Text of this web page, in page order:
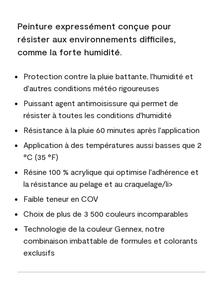
Peinture expressément conçue pour
résister aux environnements difficiles,
comme la forte humidité.
Protection contre la pluie battante, l'humidité et
d'autres conditions météo rigoureuses
Puissant agent antimoisissure qui permet de
résister à toutes les conditions d'humidité
Résistance à la pluie 60 minutes après l'application
Application à des températures aussi basses que 2
°C (35 °F)
Résine 100 % acrylique qui optimise l'adhérence et
la résistance au pelage et au craquelage/li>
Faible teneur en COV
Choix de plus de 3 500 couleurs incomparables
Technologie de la couleur Gennex, notre
combinaison imbattable de formules et colorants
exclusifs